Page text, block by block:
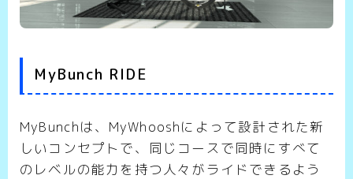
MyBunch RIDE
MyBunchは、MyWhooshによって設計された新
しいコンセプトで、同じコースで同時にすべて
のレベルの能力を持つ人々がライドできるよう